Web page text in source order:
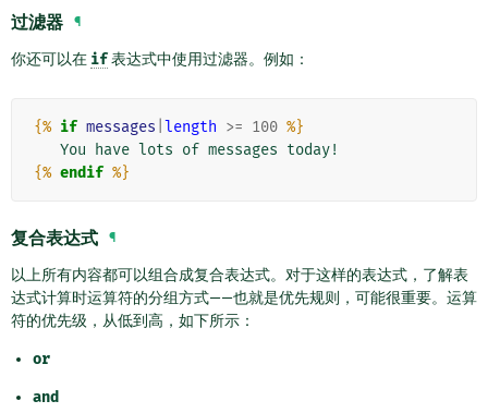
过滤器 ¶
你还可以在 if表达式中使用过滤器。例如：
{% if messages length >= 100 %}
{% endif %}
复合表达式 ¶
以上所有内容都可以组合成复合表达式。对于这样的表达式，了解表
达式计算时运算符的分组方式——也就是优先规则，可能很重要。运算
符的优先级，从低到高，如下所示：
or
and